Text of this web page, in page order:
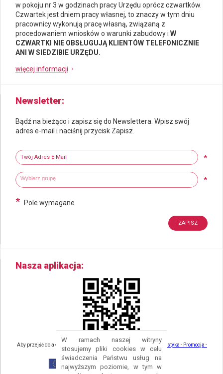
W ramach naszej witryny
stosujemy pliki cookies w celu
świadczenia Państwu usług na
najwyższym poziomie, w tym w
w pokoju nr 3 w godzinach pracy Urzędu oprócz czwartków.
Czwartek jest dniem pracy własnej, to znaczy w tym dniu
pracownicy wykonują pracę własną, związaną z
procedowaniem wniosków o warunki zabudowy i W
CZWARTKI NIE OBSŁUGUJĄ KLIENTÓW TELEFONICZNIE
ANI W SIEDZIBIE URZĘDU.
więcej informacji
Newsletter
Bądź na bieżąco i zapisz się do Newslettera. Wpisz swój
adres e-mail i naciśnij przycisk Zapisz.
Twój adres e-mail
*
Wybierz grupy tematyczne *
Wpisz wyszukiwaną fraze
* Pole wymagane
Nasza aplikacja
Aby przejść do aktualności związanych z turystyką - kliknij tu:
Turystyka - Promocja -
Strefa Turysty - Gmina Nowa Ruda